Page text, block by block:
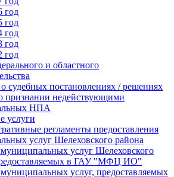
год
год
год
год
год
и областного
судебных постановлениях / решениях
признании недействующими
НПА
услуги
регламенты предоставления
услуг Шелеховского района
услуг Шелеховского
в ГАУ "МФЦ ИО"
услуг, предоставляемых